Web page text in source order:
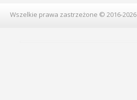
Wszelkie prawa zastrzeżone © 2016-2026